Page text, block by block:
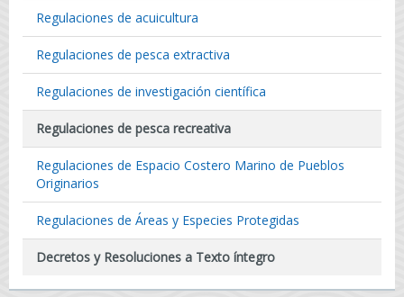
Regulaciones de acuicultura
Regulaciones de pesca extractiva
Regulaciones de investigación científica
Regulaciones de pesca recreativa
Regulaciones de Espacio Costero Marino de Pueblos
Originarios
Regulaciones de Áreas y Especies Protegidas
Decretos y Resoluciones a Texto íntegro